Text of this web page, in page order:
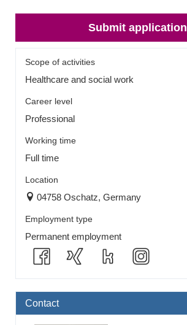
Submit application
Scope of activities
Healthcare and social work
Career level
Professional
Working time
Full time
Location
04758 Oschatz, Germany
Employment type
Permanent employment
Contact